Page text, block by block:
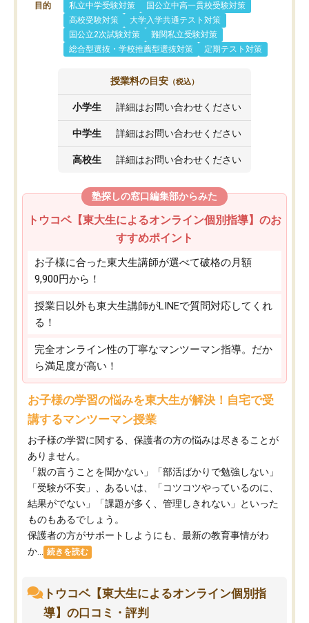
目的 私立中学受験対策
国公立中高一貫校受験対策
高校受験対策
大学入学共通テスト対策
国公立2次試験対策
難関私立受験対策
総合型選抜・学校推薦型選抜対策
定期テスト対策
授業料の目安 （税込）
小学生 詳細はお問い合わせください
中学生 詳細はお問い合わせください
高校生 詳細はお問い合わせください
塾探しの窓口編集部からみた
トウコベ【東大生によるオンライン個別指導】のお
すすめポイント
お子様に合った東大生講師が選べて破格の月額
9,900円から！
授業日以外も東大生講師がLINEで質問対応してくれ
る！
完全オンライン性の丁寧なマンツーマン指導。だか
ら満足度が高い！
お子様の学習の悩みを東大生が解決！自宅で受
講するマンツーマン授業
お子様の学習に関する、保護者の方の悩みは尽きることが
ありません。
「親の言うことを聞かない」「部活ばかりで勉強しない」
「受験が不安」、あるいは、「コツコツやっているのに、
結果がでない」「課題が多く、管理しきれない」といった
ものもあるでしょう。
保護者の方がサポートしようにも、最新の教育事情がわ
か...
続きを読む
トウコベ【東大生によるオンライン個別指
導】の口コミ・評判